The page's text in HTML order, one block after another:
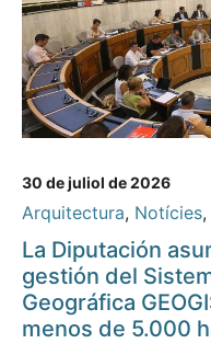
30 de juliol de 2026
Arquitectura, Notícies,
La Diputación
gestión del
Geográfica
menos de 5.000